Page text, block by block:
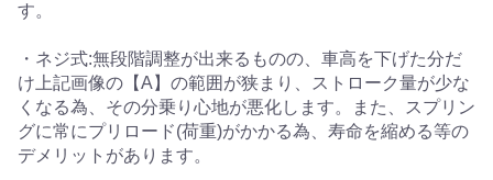
す。
・ネジ式:無段階調整が出来るものの、車高を下げた分だ
け上記画像の【A】の範囲が狭まり、ストローク量が少な
くなる為、その分乗り心地が悪化します。また、スプリン
グに常にプリロード(荷重)がかかる為、寿命を縮める等の
デメリットがあります。